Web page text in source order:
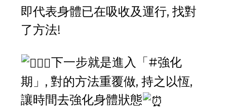
即代表身體已在吸收及運行, 找對
了方法!
下一步就是進入「#強化
期 」, 對的方法重覆做, 持之以恆,
讓時間去強化身體狀態